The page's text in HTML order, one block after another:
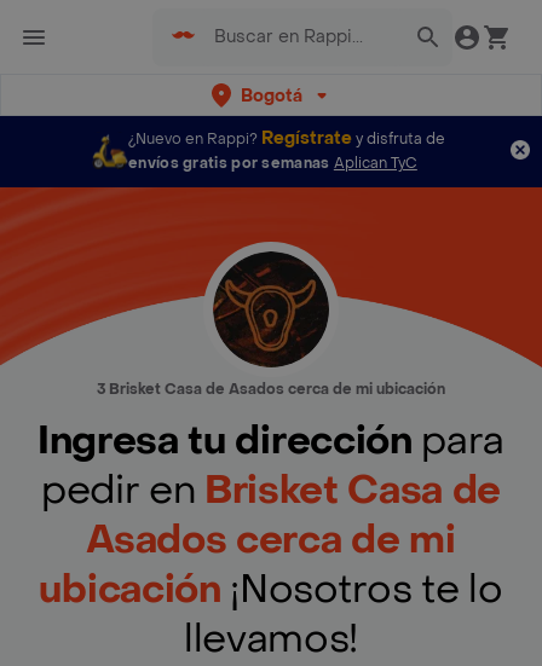
Bogotá
¿Nuevo en Rappi? Regístratey disfruta de
envíos gratis por semanas Aplican TyC
3 Brisket Casa de Asados cerca de mi ubicación
Ingresa tu dirección para
pedir en Brisket Casa de
Asados cerca de mi
ubicación ¡Nosotros te lo
llevamos!